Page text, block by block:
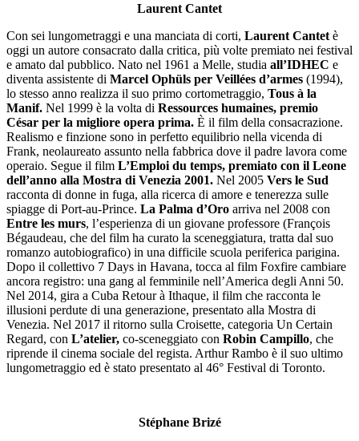
Laurent Cantet
Con sei lungometraggi e una manciata di corti, Laurent Cantet è
oggi un autore consacrato dalla critica, più volte premiato nei festival
e amato dal pubblico. Nato nel 1961 a Melle, studia all’IDHEC e
diventa assistente di Marcel Ophüls per Veillées d’armes (1994),
lo stesso anno realizza il suo primo cortometraggio, Tous à la
Manif. Nel 1999 è la volta di Ressources humaines, premio
César per la migliore opera prima. È il film della consacrazione.
Realismo e finzione sono in perfetto equilibrio nella vicenda di
Frank, neolaureato assunto nella fabbrica dove il padre lavora come
operaio. Segue il film L’Emploi du temps, premiato con il Leone
dell’anno alla Mostra di Venezia 2001. Nel 2005 Vers le Sud
racconta di donne in fuga, alla ricerca di amore e tenerezza sulle
spiagge di Port-au-Prince. La Palma d’Oro arriva nel 2008 con
Entre les murs, l’esperienza di un giovane professore (François
Bégaudeau, che del film ha curato la sceneggiatura, tratta dal suo
romanzo autobiografico) in una difficile scuola periferica parigina.
Dopo il collettivo 7 Days in Havana, tocca al film Foxfire cambiare
ancora registro: una gang al femminile nell’America degli Anni 50.
Nel 2014, gira a Cuba Retour à Ithaque, il film che racconta le
illusioni perdute di una generazione, presentato alla Mostra di
Venezia. Nel 2017 il ritorno sulla Croisette, categoria Un Certain
Regard, con L’atelier, co-sceneggiato con Robin Campillo, che
riprende il cinema sociale del regista. Arthur Rambo è il suo ultimo
lungometraggio ed è stato presentato al 46° Festival di Toronto.
Stéphane Brizé